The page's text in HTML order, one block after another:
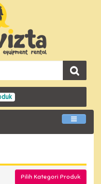
Pilih Kategori Produk